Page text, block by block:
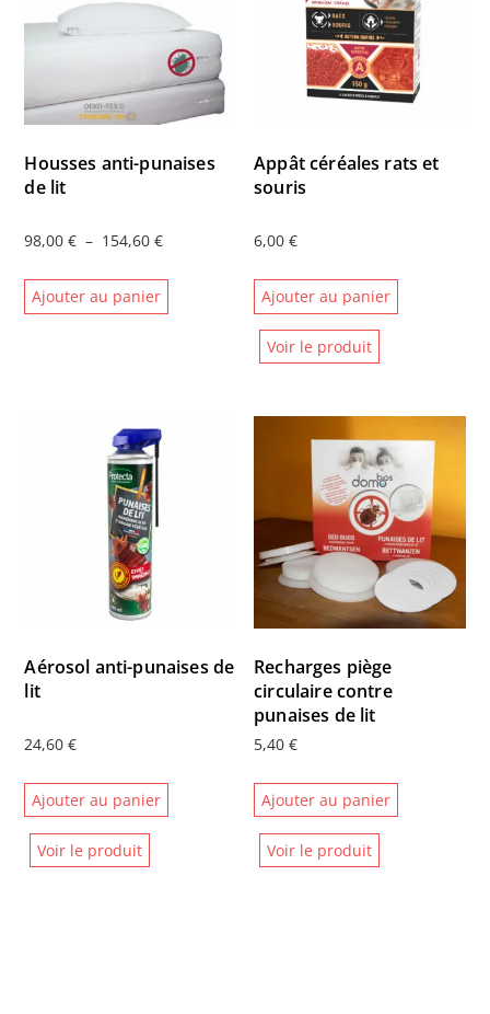
Housses anti-punaises
de lit
98,00€ – 154,60€Plage
Ajouter au panier
Ce
produit
du
Appât céréales rats et
souris
6,00€
Ajouter au panier
Voir le produit
Aérosol anti-punaises de
lit
24,60€
Ajouter au panier
Voir le produit
Recharges piège
circulaire contre
punaises de lit
5,40€
Ajouter au panier
Voir le produit